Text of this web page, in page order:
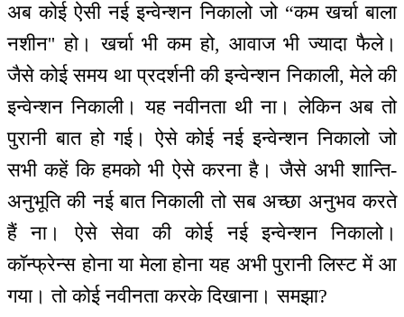
अब कोई ऐसी नई इन्वेन्शन निकालो जो “कम खर्चा बाला
नशीन'' हो। खर्चा भी कम हो, आवाज भी ज्यादा फैले।
जैसे कोई समय था प्रदर्शनी की इन्वेन्शन निकाली, मेले की
इन्वेन्शन निकाली। यह नवीनता थी ना। लेकिन अब तो
पुरानी बात हो गई। ऐसे कोई नई इन्वेन्शन निकालो जो
सभी कहें कि हमको भी ऐसे करना है। जैसे अभी शान्ति-
अनुभूति की नई बात निकाली तो सब अच्छा अनुभव करते
हैं ना। ऐसे सेवा की कोई नई इन्वेन्शन निकालो।
कॉन्फ्रेन्स होना या मेला होना यह अभी पुरानी लिस्ट में आ
गया। तो कोई नवीनता करके दिखाना। समझा?